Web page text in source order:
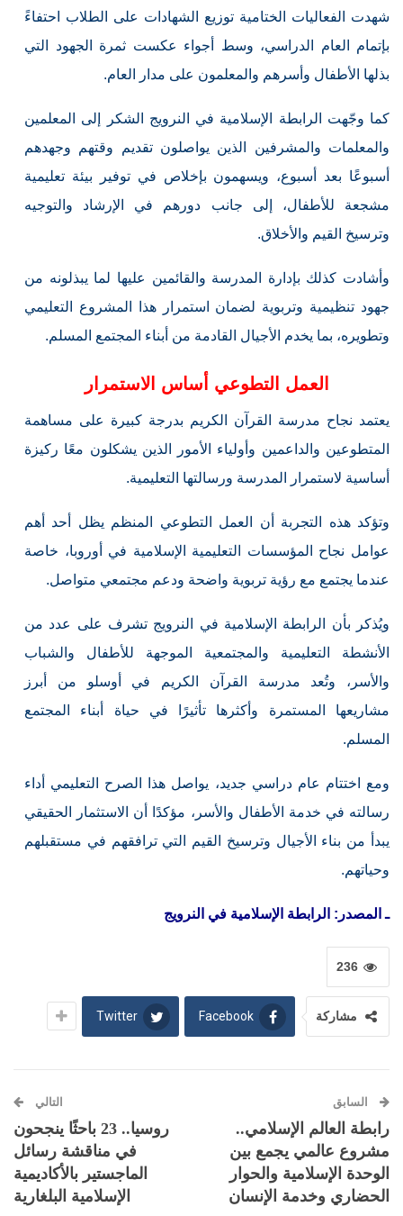
شهدت الفعاليات الختامية توزيع الشهادات على الطلاب احتفاءً
بإتمام العام الدراسي، وسط أجواء عكست ثمرة الجهود التي
بذلها الأطفال وأسرهم والمعلمون على مدار العام.
كما وجّهت الرابطة الإسلامية في النرويج الشكر إلى المعلمين
والمعلمات والمشرفين الذين يواصلون تقديم وقتهم وجهدهم
أسبوعًا بعد أسبوع، ويسهمون بإخلاص في توفير بيئة تعليمية
مشجعة للأطفال، إلى جانب دورهم في الإرشاد والتوجيه
وترسيخ القيم والأخلاق.
وأشادت كذلك بإدارة المدرسة والقائمين عليها لما يبذلونه من
جهود تنظيمية وتربوية لضمان استمرار هذا المشروع التعليمي
وتطويره، بما يخدم الأجيال القادمة من أبناء المجتمع المسلم.
العمل التطوعي أساس الاستمرار
يعتمد نجاح مدرسة القرآن الكريم بدرجة كبيرة على مساهمة
المتطوعين والداعمين وأولياء الأمور الذين يشكلون معًا ركيزة
أساسية لاستمرار المدرسة ورسالتها التعليمية.
وتؤكد هذه التجربة أن العمل التطوعي المنظم يظل أحد أهم
عوامل نجاح المؤسسات التعليمية الإسلامية في أوروبا، خاصة
عندما يجتمع مع رؤية تربوية واضحة ودعم مجتمعي متواصل.
ويُذكر بأن الرابطة الإسلامية في النرويج تشرف على عدد من
الأنشطة التعليمية والمجتمعية الموجهة للأطفال والشباب
والأسر، وتُعد مدرسة القرآن الكريم في أوسلو من أبرز
مشاريعها المستمرة وأكثرها تأثيرًا في حياة أبناء المجتمع
المسلم.
ومع اختتام عام دراسي جديد، يواصل هذا الصرح التعليمي أداء
رسالته في خدمة الأطفال والأسر، مؤكدًا أن الاستثمار الحقيقي
يبدأ من بناء الأجيال وترسيخ القيم التي ترافقهم في مستقبلهم
وحياتهم.
ـ المصدر: الرابطة الإسلامية في النرويج
236
مشاركة Facebook
Twitter
السابق
رابطة العالم الإسلامي..
مشروع عالمي يجمع بين
الوحدة الإسلامية والحوار
الحضاري وخدمة الإنسان
التالي
روسيا.. 23 باحثًا ينجحون
في مناقشة رسائل
الماجستير بالأكاديمية
الإسلامية البلغارية